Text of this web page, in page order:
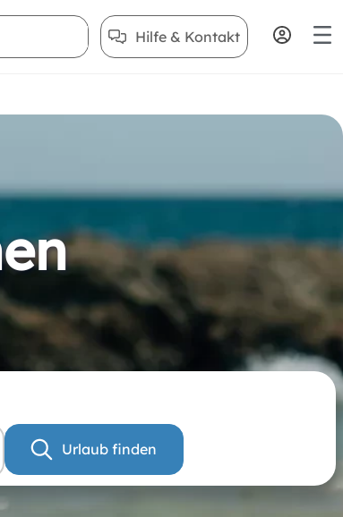
Hilfe & Kontakt
Urlaub finden